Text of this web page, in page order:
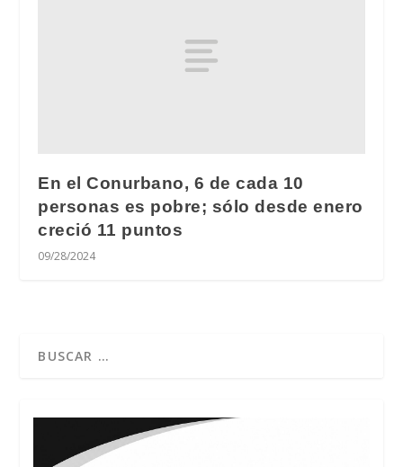
En el Conurbano, 6 de cada 10
personas es pobre; sólo desde enero
creció 11 puntos
09/28/2024